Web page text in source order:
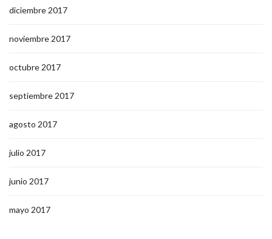
diciembre 2017
noviembre 2017
octubre 2017
septiembre 2017
agosto 2017
julio 2017
junio 2017
mayo 2017